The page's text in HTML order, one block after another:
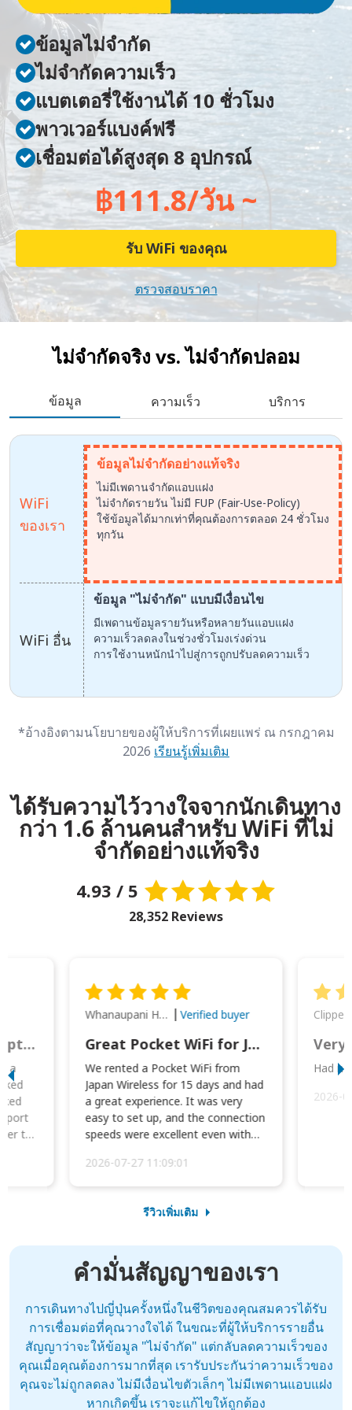
ข้อมูลไม่จำกัด
ไม่จำกัดความเร็ว
แบตเตอรี่ใช้งานได้ 10 ชั่วโมง
พาวเวอร์แบงค์ฟรี
เชื่อมต่อได้สูงสุด 8 อุปกรณ์
฿111.8/วัน ~
รับ WiFi ของคุณ
ตรวจสอบราคา
ไม่จำกัดจริง vs.ไม่จำกัดปลอม
ข้อมูล ความเร็ว บริการ
WiFi
ของเรา
WiFi อื่น
ข้อมูลไม่จำกัดอย่างแท้จริง
ไม่มีเพดานจำกัดแอบแฝง
ไม่จำกัดรายวัน ไม่มี FUP (Fair-Use-Policy)
ใช้ข้อมูลได้มากเท่าที่คุณต้องการตลอด 24 ชั่วโมง
ทุกวัน
ข้อมูล "ไม่จำกัด" แบบมีเงื่อนไข
มีเพดานข้อมูลรายวันหรือหลายวันแอบแฝง
ความเร็วลดลงในช่วงชั่วโมงเร่งด่วน
การใช้งานหนักนำไปสู่การถูกปรับลดความเร็ว
*อ้างอิงตามนโยบายของผู้ให้บริการที่เผยแพร่ ณ กรกฎาคม
2026 เรียนรู้เพิ่มเติม
ได้รับความไว้วางใจจากนักเดินทาง
กว่า 1.6 ล้านคนสำหรับ WiFi ที่ไม่
จำกัดอย่างแท้จริง
4.93 / 5
28,352 Reviews
This was wonderful option to a family of four. Everything worked smoothly.
a
to
Whanaupani Henry Joseph Macown Verified buyer
Great Pocket WiFi for Japan Travel
We rented a Pocket WiFi from
Japan Wireless for 15 days and had
a great experience. It was very
easy to set up, and the connection
speeds were excellent even with
2026-07-27 11:09:01
Very
Had
2026-
รีวิวเพิ่มเติม
คำมั่นสัญญาของเรา
การเดินทางไปญี่ปุ่นครั้งหนึ่งในชีวิตของคุณสมควรได้รับ
การเชื่อมต่อที่คุณวางใจได้ ในขณะที่ผู้ให้บริการรายอื่น
สัญญาว่าจะให้ข้อมูล "ไม่จำกัด" แต่กลับลดความเร็วของ
คุณเมื่อคุณต้องการมากที่สุด เรารับประกันว่าความเร็วของ
คุณจะไม่ถูกลดลง ไม่มีเงื่อนไขตัวเล็กๆ ไม่มีเพดานแอบแฝง
หากเกิดขึ้น เราจะแก้ไขให้ถูกต้อง